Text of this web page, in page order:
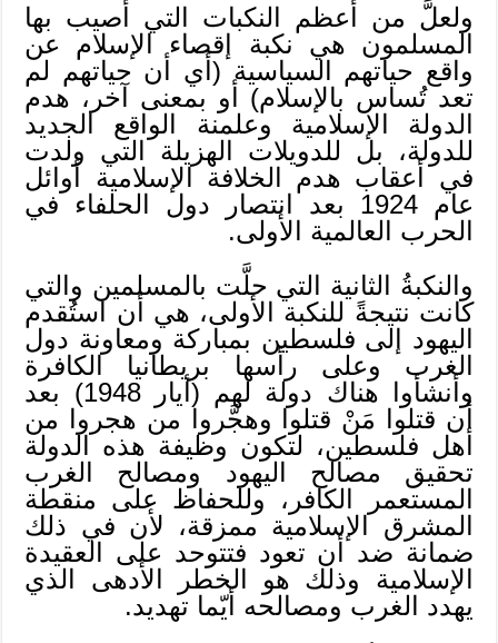
ولعلَّ من أعظم النكبات التي أصيب بها
المسلمون هي نكبة إقصاء الإسلام عن
واقع حياتهم السياسية (أي أن حياتهم لم
تعد تُساس بالإسلام) أو بمعنى آخر، هدم
الدولة الإسلامية وعلمنة الواقع الجديد
للدولة، بل للدويلات الهزيلة التي ولدت
في أعقاب هدم الخلافة الإسلامية أوائل
عام 1924 بعد انتصار دول الحلفاء في
الحرب العالمية الأولى.
والنكبةُ الثانية التي حلَّت بالمسلمين والتي
كانت نتيجةً للنكبة الأولى، هي أن استُقدم
اليهود إلى فلسطين بمباركة ومعاونة دول
الغرب وعلى رأسها بريطانيا الكافرة
وأنشأوا هناك دولة لهم (أيار 1948) بعد
أن قتلوا مَنْ قتلوا وهجَّروا من هجروا من
أهل فلسطين، لتكون وظيفة هذه الدولة
تحقيق مصالح اليهود ومصالح الغرب
المستعمر الكافر، وللحفاظ على منقطة
المشرق الإسلامية ممزقة، لأن في ذلك
ضمانة ضد أن تعود فتتوحد على العقيدة
الإسلامية وذلك هو الخطر الأدهى الذي
يهدد الغرب ومصالحه أيّما تهديد.